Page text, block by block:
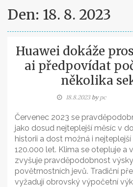
Den: 18. 8. 2023
Huawei dokáže
ai předpovídat
několika
18.8.2023bypc
Červenec 2023 se
jako dosud nejteplejší měsíc v
historii a dost možná i
120.000 let. Klima se otepluje a
zvyšuje pravděpodobnost
povětrnostních jevů. Tradiční
vyžadují obrovský výpočetní